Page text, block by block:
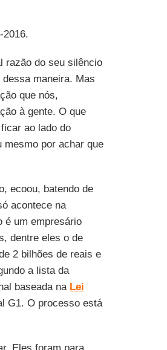
2016.
razão do seu silêncio
maneira. Mas
que nós,
à gente. O que
ao lado do
mesmo por achar que
ecoou, batendo de
acontece na
é um empresário
dentre eles o de
2 bilhões de reais e
a lista da
baseada na Lei
G1. O processo está